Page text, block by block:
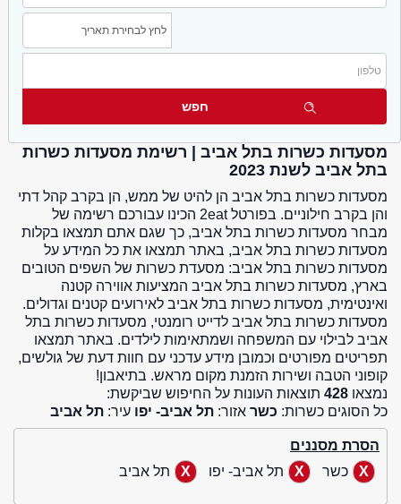
מסעדות כשרות בתל אביב | רשימת מסעדות כשרות
בתל אביב לשנת 2023
מסעדות כשרות בתל אביב הן להיט של ממש, הן בקרב קהל דתי
והן בקרב חילוניים. בפורטל 2eat הכינו עבורכם רשימה של
מבחר מסעדות כשרות בתל אביב, כך שגם אתם תמצאו בקלות
מסעדות כשרות בתל אביב, באתר תמצאו את כל המידע על
מסעדות כשרות בתל אביב: מסעדת כשרות של השפים הטובים
בארץ, מסעדות כשרות בתל אביב המציעות אווירה קטנה
ואינטימית, מסעדות כשרות בתל אביב לאירועים קטנים וגדולים.
מסעדות כשרות בתל אביב לדייט רומנטי, מסעדות כשרות בתל
אביב לבילוי עם המשפחה ושמתאימות לילדים. באתר תמצאו
תפריטים מפורטים וכמובן מידע עדכני עם חוות דעת של גולשים,
קופוני הטבה ושירות הזמנת מקום מראש. בתיאבון!
נמצאו 428 תוצאות העונות על החיפוש שביקשת:
כל הסוגים כשרות: כשר אזור: תל אביב- יפו עיר: תל אביב
הסרת מסננים
כשר
תל אביב- יפו תל אביב